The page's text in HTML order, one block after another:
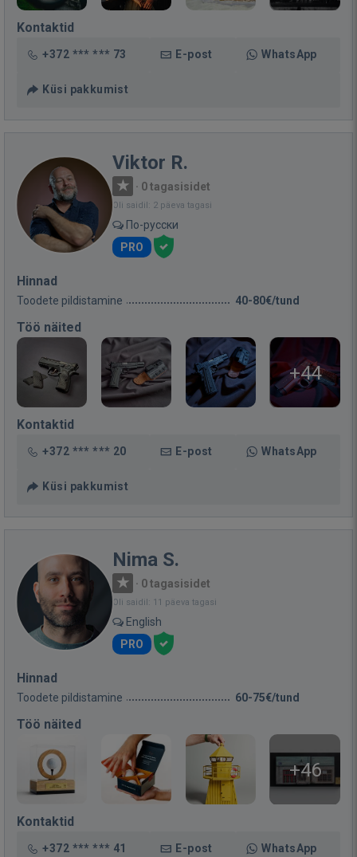
Kontaktid
+372 *** *** 73 E-post WhatsApp
Küsi pakkumist
Viktor R.
· 0 tagasisidet
Oli saidil: 2 päeva tagasi
По-русски
PRO
Hinnad
Toodete pildistamine 40-80€/tund
Töö näited
+44
Kontaktid
+372 *** *** 20 E-post WhatsApp
Küsi pakkumist
Nima S.
· 0 tagasisidet
Oli saidil: 11 päeva tagasi
English
PRO
Hinnad
Toodete pildistamine 60-75€/tund
Töö näited
+46
Kontaktid
+372 *** *** 41 E-post WhatsApp